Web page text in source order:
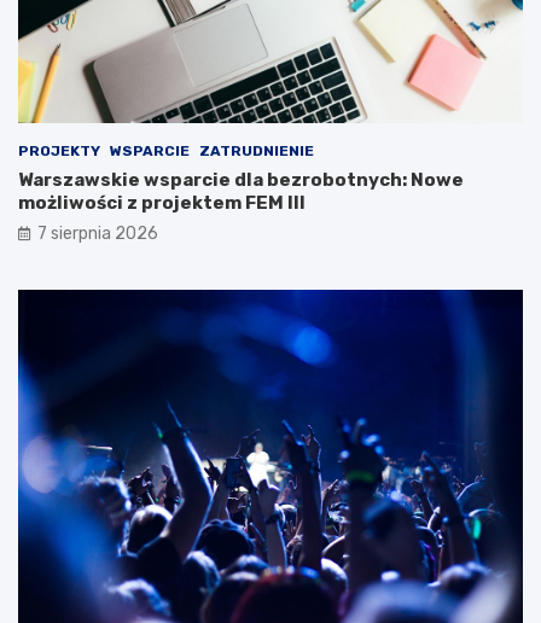
PROJEKTY WSPARCIE ZATRUDNIENIE
Warszawskie wsparcie dla bezrobotnych: Nowe
możliwości z projektem FEM III
7 sierpnia 2026